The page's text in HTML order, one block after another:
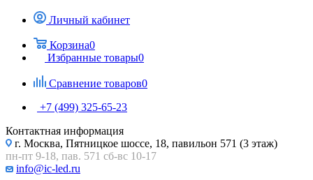
Личный кабинет
Корзина0
Избранные товары0
Сравнение товаров0
+7 (499) 325-65-23
Контактная информация
г. Москва, Пятницкое шоссе, 18, павильон 571 (3 этаж)
пн-пт 9-18, пав. 571 сб-вс 10-17
info@ic-led.ru